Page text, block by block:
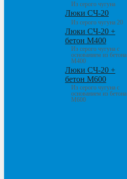
Из серого чугуна
Люки СЧ-20
Из серого чугуна 20
Люки СЧ-20 +
бетон М400
Из серого чугуна с
основанием из бетона
М400
Люки СЧ-20 +
бетон М600
Из серого чугуна с
основанием из бетона
М600